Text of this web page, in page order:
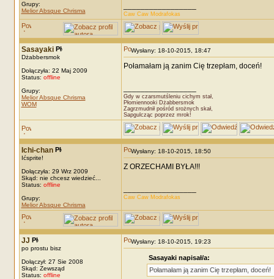
Grupy:
Melior Absque Chrisma
Caw Caw Modrafokas
Sasayaki
Dżabbersmok
Dołączyła: 22 Maj 2009
Status: offline
Grupy:
Melior Absque Chrisma
WOM
Wysłany: 18-10-2015, 18:47
Połamałam ją zanim Cię trzepłam, doceń!
Gdy w czarsmutśleniu cichym stał,
Płomiennooki Dżabbersmok
Zagrzmudnił pośród srożnych skał,
Sapgulcząc poprzez mrok!
Ichi-chan
Ićsprite!
Dołączyła: 29 Wrz 2009
Skąd: nie chcesz wiedzieć...
Status: offline
Grupy:
Melior Absque Chrisma
Wysłany: 18-10-2015, 18:50
Z ORZECHAMI BYŁA!!!
Caw Caw Modrafokas
JJ
po prostu bisz
Dołączył: 27 Sie 2008
Skąd: Zewsząd
Status: offline
Wysłany: 18-10-2015, 19:23
Sasayaki napisał/a:
Połamałam ją zanim Cię trzepłam, doceń!